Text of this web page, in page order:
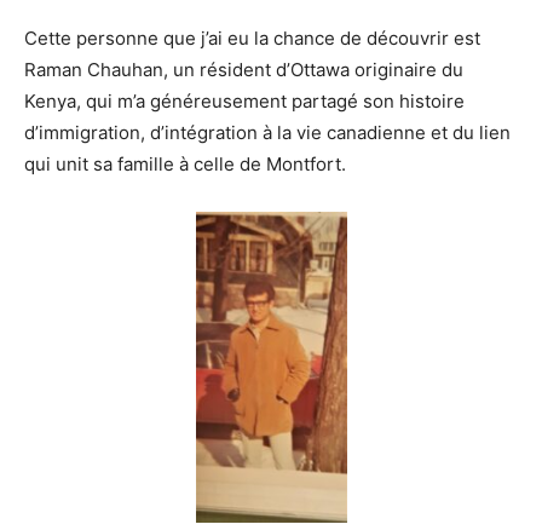
Cette personne que j’ai eu la chance de découvrir est
Raman Chauhan, un résident d’Ottawa originaire du
Kenya, qui m’a généreusement partagé son histoire
d’immigration, d’intégration à la vie canadienne et du lien
qui unit sa famille à celle de Montfort.